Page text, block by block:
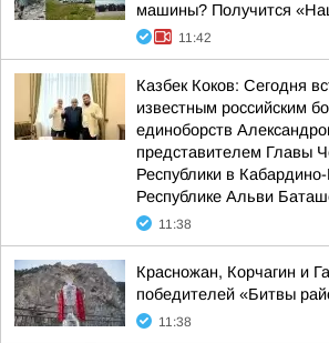
машины? Получится
11:42
Казбек Коков: Сегодня
известным российским
единоборств
представителем Главы
Республики в
Республике Альви
11:38
Красножан, Корчагин и
победителей «Битвы
11:38